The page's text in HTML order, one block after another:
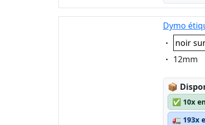
Dymo
noir
Eigenschaft:
12mm
📦
✅ 10x
🚛 193x